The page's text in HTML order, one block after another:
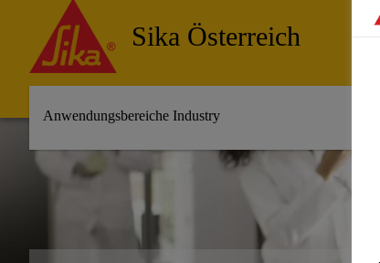
Sika Österreich
Anwendungsbereiche Industry